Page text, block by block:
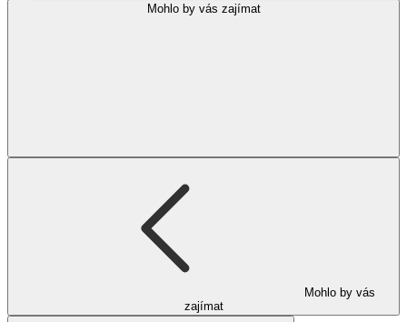
Mohlo by vás zajímat
Mohlo by vás
zajímat